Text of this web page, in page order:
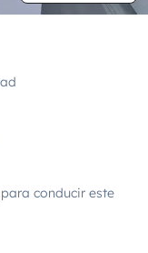
conducir este